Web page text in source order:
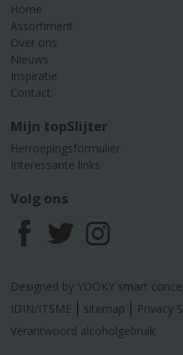
Home
Assortiment
Over ons
Nieuws
Inspiratie
Contact
Mijn topSlijter
Herroepingsformulier
Interessante links
Volg ons
F
a
c
T
w
i
I
n
s
Designed by YOOKY smart
IDIN/ITSME
sitemap Privacy
Verantwoord alcoholgebruik